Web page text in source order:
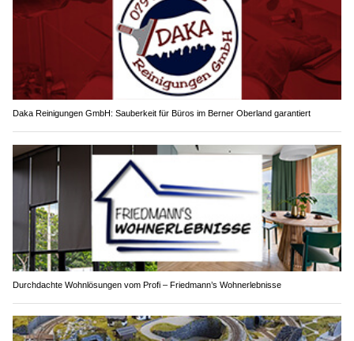
Daka Reinigungen GmbH: Sauberkeit für Büros im Berner Oberland garantiert
Durchdachte Wohnlösungen vom Profi – Friedmann’s Wohnerlebnisse